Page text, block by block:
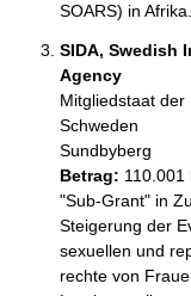
SOARS) in Afrika.
SIDA, Swedish
Agency
Mitgliedstaat der
Schweden
Sundbyberg
Betrag: 110.001
"Sub-Grant" in
Steigerung der
sexuellen und
rechte von